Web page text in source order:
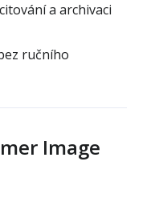
a archivaci
ručního
Image